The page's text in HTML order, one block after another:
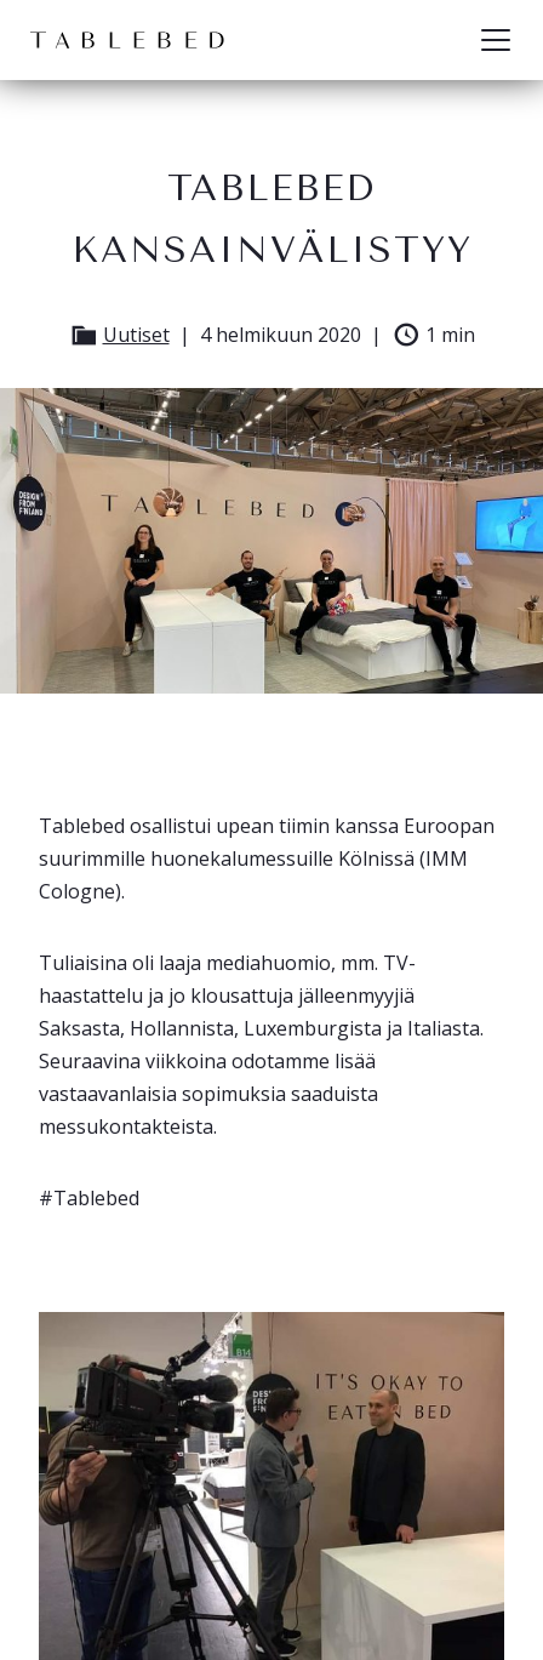
TABLEBED
KANSAINVÄLISTYY
Uutiset 4 helmikuun 2020 1 min
Tablebed osallistui upean tiimin kanssa Euroopan
suurimmille huonekalumessuille Kölnissä (IMM
Cologne).
Tuliaisina oli laaja mediahuomio, mm. TV-
haastattelu ja jo klousattuja jälleenmyyjiä
Saksasta, Hollannista, Luxemburgista ja Italiasta.
Seuraavina viikkoina odotamme lisää
vastaavanlaisia sopimuksia saaduista
messukontakteista.
#Tablebed